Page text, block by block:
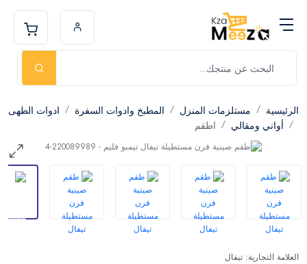
الرئيسية مستلزمات المنزل المطبخ وادوات السفرة
ادوات الطهى
أواني ومقالي
اطقم
العلامة التجارية: تيفال